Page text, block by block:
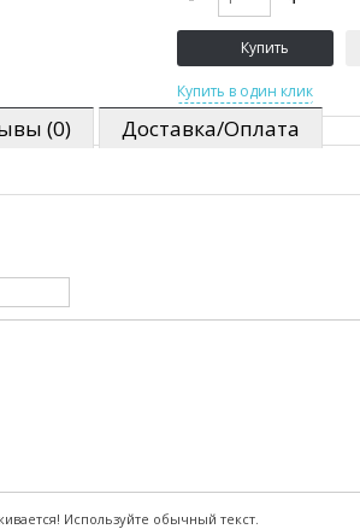
(0) Доставка/Оплата
Используйте обычный текст.